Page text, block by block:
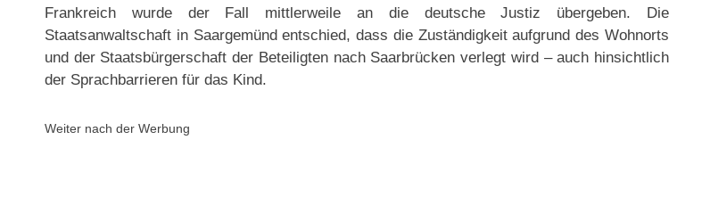
Frankreich wurde der Fall mittlerweile an die deutsche Justiz übergeben. Die
Staatsanwaltschaft in Saargemünd entschied, dass die Zuständigkeit aufgrund des Wohnorts
und der Staatsbürgerschaft der Beteiligten nach Saarbrücken verlegt wird – auch hinsichtlich
der Sprachbarrieren für das Kind.
Weiter nach der Werbung